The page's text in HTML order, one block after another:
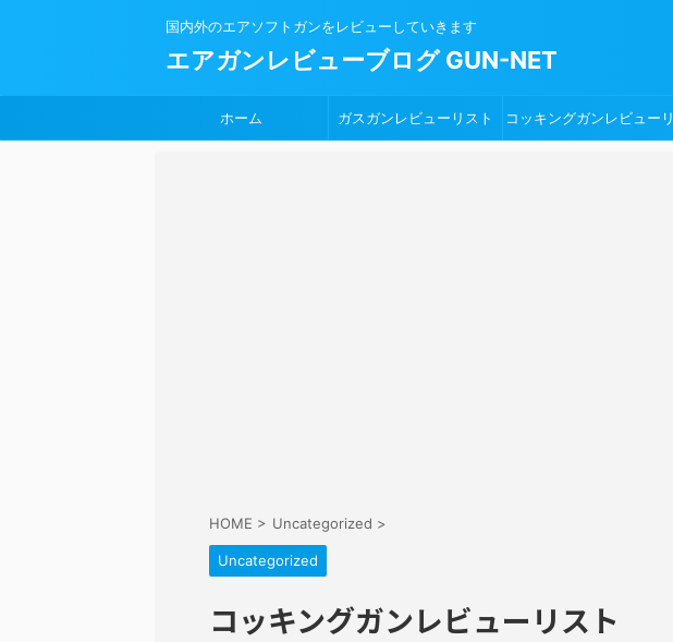
国内外のエアソフトガンをレビューしていきます
エアガンレビューブログ GUN-NET
ホーム ガスガンレビューリスト コッキングガンレビューリ
HOME > Uncategorized >
Uncategorized
コッキングガンレビューリスト